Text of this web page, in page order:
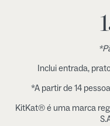
Inclui entrada,
*A partir de 14
KitKat® é uma marca